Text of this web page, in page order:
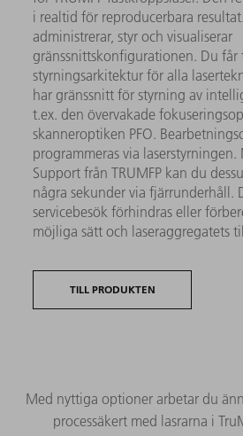
i realtid för reproducerbara
administrerar, styr och visualiserar
gränssnittskonfigurationen. Du
styrningsarkitektur för alla
har gränssnitt för styrning av
t.ex. den övervakade
skanneroptiken PFO.
programmeras via laserstyrningen.
Support från TRUMFP kan du
några sekunder via fjärrunderhåll.
servicebesök förhindras eller
möjliga sätt och laseraggregatets
TILL PRODUKTEN
Med nyttiga optioner arbetar du
processäkert med lasrarna i